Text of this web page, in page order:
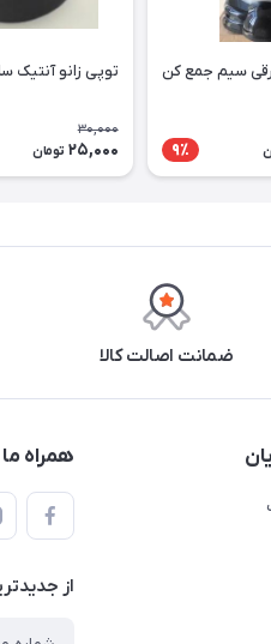
سیم جمع کن
9٪
توپی زانو آنتیک سایز
30,000
25,000 تومان
ضمانت اصالت کالا
همراه
از